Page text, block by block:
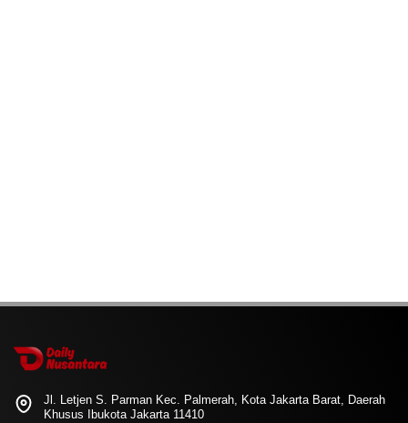
Jl. Letjen S. Parman Kec. Palmerah, Kota Jakarta Barat, Daerah
Khusus Ibukota Jakarta 11410